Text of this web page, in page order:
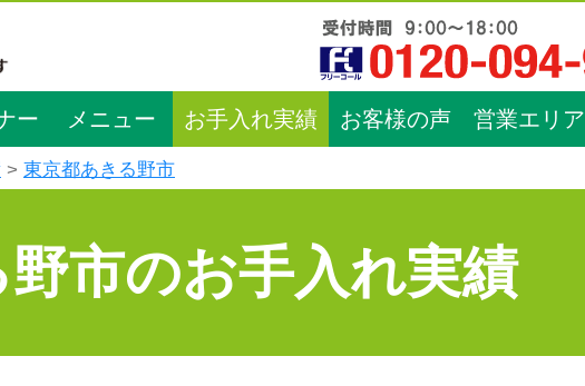
ー メニュー お手入れ実績 お客様の声 営業エリア
東京都あきる野市
市のお手入れ実績